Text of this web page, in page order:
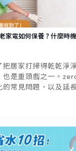
家電如何保養？什麼時
把居家打掃得乾乾淨
也是重頭戲之一。
的常見問題，以及延
保障居家的用電安全